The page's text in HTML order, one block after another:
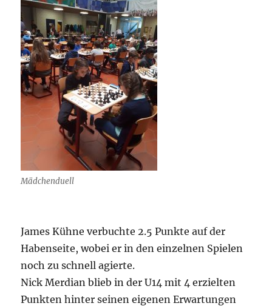
Mädchenduell
James Kühne verbuchte 2.5 Punkte auf der
Habenseite, wobei er in den einzelnen Spielen
noch zu schnell agierte.
Nick Merdian blieb in der U14 mit 4 erzielten
Punkten hinter seinen eigenen Erwartungen